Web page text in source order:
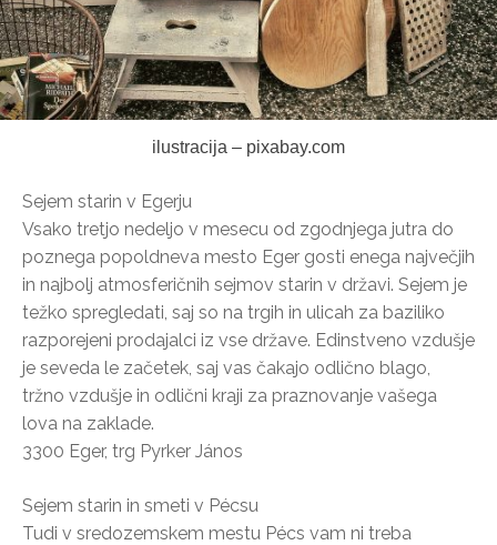
ilustracija – pixabay.com
Sejem starin v Egerju
Vsako tretjo nedeljo v mesecu od zgodnjega jutra do
poznega popoldneva mesto Eger gosti enega največjih
in najbolj atmosferičnih sejmov starin v državi. Sejem je
težko spregledati, saj so na trgih in ulicah za baziliko
razporejeni prodajalci iz vse države. Edinstveno vzdušje
je seveda le začetek, saj vas čakajo odlično blago,
tržno vzdušje in odlični kraji za praznovanje vašega
lova na zaklade.
3300 Eger, trg Pyrker János
Sejem starin in smeti v Pécsu
Tudi v sredozemskem mestu Pécs vam ni treba